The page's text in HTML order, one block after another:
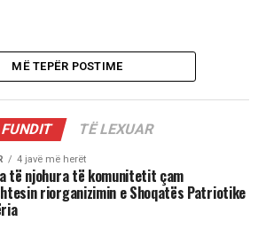
MË TEPËR POSTIME
FUNDIT TË LEXUAR
4 javë më herët
të njohura të komunitetit çam
riorganizimin e Shoqatës Patriotike